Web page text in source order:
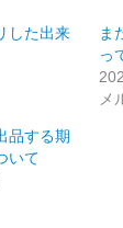
した出来
ま
っ
メ
品する期
いて